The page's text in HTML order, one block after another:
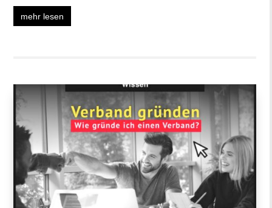
mehr lesen